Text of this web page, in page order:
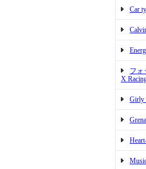
Car
フォ
X
Girly